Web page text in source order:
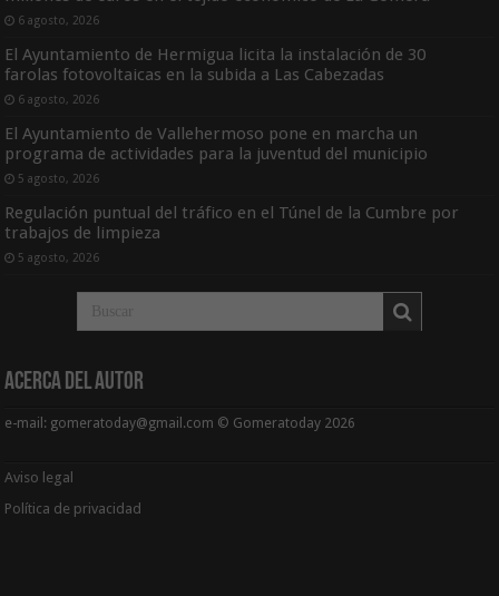
6 agosto, 2026
El Ayuntamiento de Hermigua licita la instalación de 30
farolas fotovoltaicas en la subida a Las Cabezadas
6 agosto, 2026
El Ayuntamiento de Vallehermoso pone en marcha un
programa de actividades para la juventud del municipio
5 agosto, 2026
Regulación puntual del tráfico en el Túnel de la Cumbre por
trabajos de limpieza
5 agosto, 2026
Acerca del Autor
e-mail: gomeratoday@gmail.com © Gomeratoday 2026
Aviso legal
Política de privacidad